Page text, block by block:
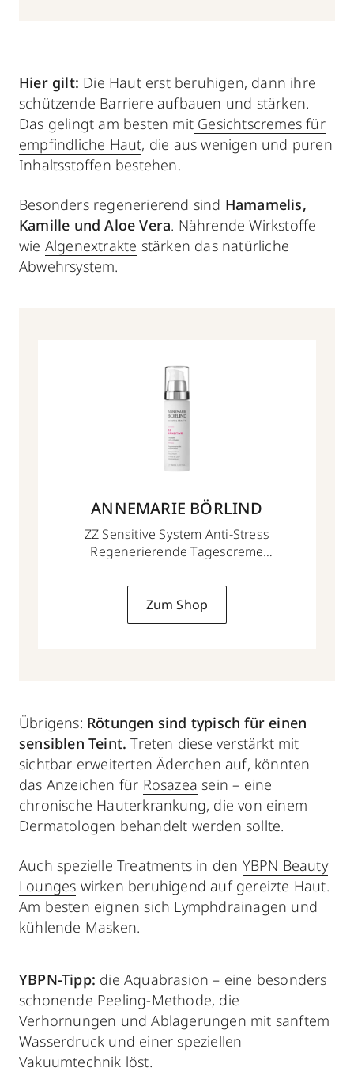
Hier gilt: Die Haut erst beruhigen, dann ihre
schützende Barriere aufbauen und stärken.
Das gelingt am besten mit Gesichtscremes für
empfindliche Haut, die aus wenigen und puren
Inhaltsstoffen bestehen.
Besonders regenerierend sind Hamamelis,
Kamille und Aloe Vera. Nährende Wirkstoffe
wie Algenextrakte stärken das natürliche
Abwehrsystem.
ANNEMARIE BÖRLIND
ZZ Sensitive System Anti-Stress
Regenerierende Tagescreme
Zum Shop
Übrigens: Rötungen sind typisch für einen
sensiblen Teint. Treten diese verstärkt mit
sichtbar erweiterten Äderchen auf, könnten
das Anzeichen für Rosazea sein – eine
chronische Hauterkrankung, die von einem
Dermatologen behandelt werden sollte.
Auch spezielle Treatments in den YBPN Beauty
Lounges wirken beruhigend auf gereizte Haut.
Am besten eignen sich Lymphdrainagen und
kühlende Masken.
YBPN-Tipp: die Aquabrasion – eine besonders
schonende Peeling-Methode, die
Verhornungen und Ablagerungen mit sanftem
Wasserdruck und einer speziellen
Vakuumtechnik löst.